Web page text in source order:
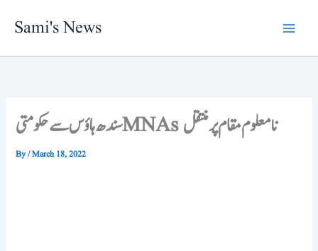
Sami's News
سندھ ہاؤس سے حکومتیMNAs نامعلوم مقام پر منتقل
By/March 18, 2022